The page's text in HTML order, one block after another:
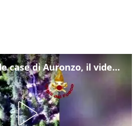
Frana lambisce le case di Auronzo, il video dall'elicottero dei vigili del fuoco